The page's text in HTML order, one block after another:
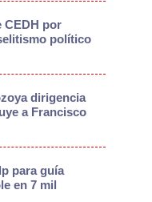
CEDH por
político
dirigencia
a Francisco
para guía
en 7 mil